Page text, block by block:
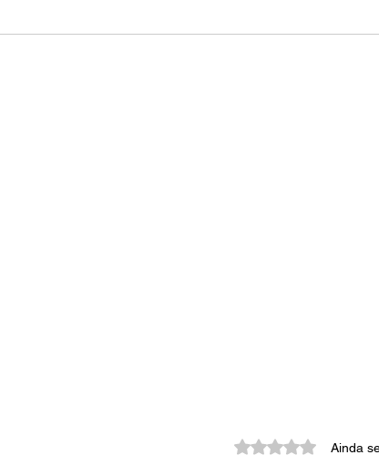
Avaliado com 0 de
Ainda